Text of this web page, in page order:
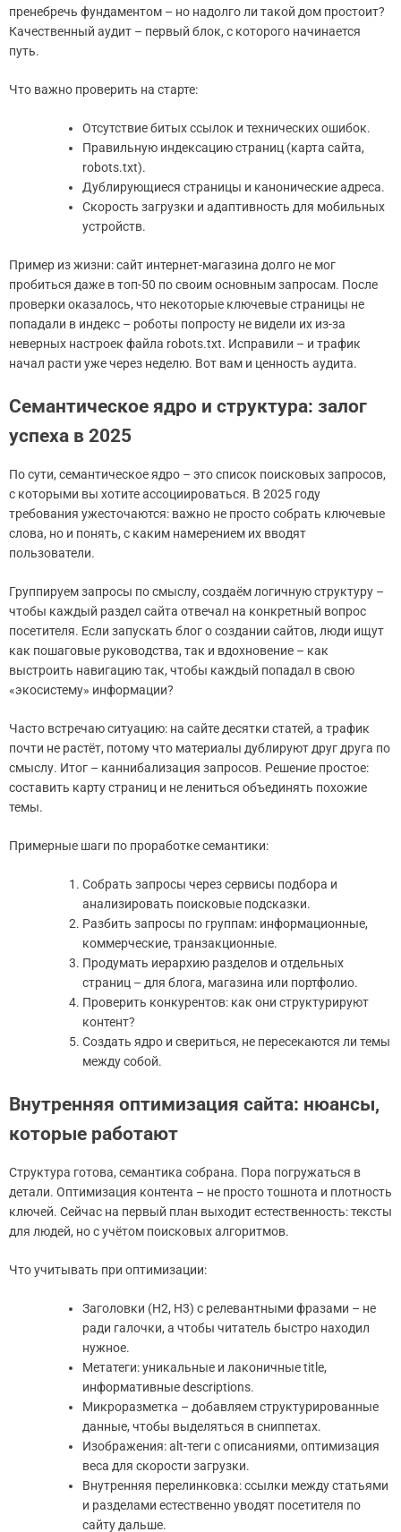
пренебречь фундаментом – но надолго ли такой дом простоит?
Качественный аудит – первый блок, с которого начинается
путь.
Что важно проверить на старте:
Отсутствие битых ссылок и технических ошибок.
Правильную индексацию страниц (карта сайта,
robots.txt).
Дублирующиеся страницы и канонические адреса.
Скорость загрузки и адаптивность для мобильных
устройств.
Пример из жизни: сайт интернет-магазина долго не мог
пробиться даже в топ-50 по своим основным запросам. После
проверки оказалось, что некоторые ключевые страницы не
попадали в индекс – роботы попросту не видели их из-за
неверных настроек файла robots.txt. Исправили – и трафик
начал расти уже через неделю. Вот вам и ценность аудита.
Семантическое ядро и структура: залог
успеха в 2025
По сути, семантическое ядро – это список поисковых запросов,
с которыми вы хотите ассоциироваться. В 2025 году
требования ужесточаются: важно не просто собрать ключевые
слова, но и понять, с каким намерением их вводят
пользователи.
Группируем запросы по смыслу, создаём логичную структуру –
чтобы каждый раздел сайта отвечал на конкретный вопрос
посетителя. Если запускать блог о создании сайтов, люди ищут
как пошаговые руководства, так и вдохновение – как
выстроить навигацию так, чтобы каждый попадал в свою
«экосистему» информации?
Часто встречаю ситуацию: на сайте десятки статей, а трафик
почти не растёт, потому что материалы дублируют друг друга по
смыслу. Итог – каннибализация запросов. Решение простое:
составить карту страниц и не лениться объединять похожие
темы.
Примерные шаги по проработке семантики:
Собрать запросы через сервисы подбора и
анализировать поисковые подсказки.
Разбить запросы по группам: информационные,
коммерческие, транзакционные.
Продумать иерархию разделов и отдельных
страниц – для блога, магазина или портфолио.
Проверить конкурентов: как они структурируют
контент?
Создать ядро и свериться, не пересекаются ли темы
между собой.
Внутренняя оптимизация сайта: нюансы,
которые работают
Структура готова, семантика собрана. Пора погружаться в
детали. Оптимизация контента – не просто тошнота и плотность
ключей. Сейчас на первый план выходит естественность: тексты
для людей, но с учётом поисковых алгоритмов.
Что учитывать при оптимизации:
Заголовки (H2, H3) с релевантными фразами – не
ради галочки, а чтобы читатель быстро находил
нужное.
Метатеги: уникальные и лаконичные title,
информативные descriptions.
Микроразметка – добавляем структурированные
данные, чтобы выделяться в сниппетах.
Изображения: alt-теги с описаниями, оптимизация
веса для скорости загрузки.
Внутренняя перелинковка: ссылки между статьями
и разделами естественно уводят посетителя по
сайту дальше.